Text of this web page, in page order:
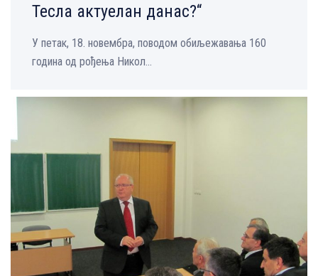
Тесла актуелан данас?“
У петак, 18. новембра, поводом обиљежавања 160
година од рођења Никол...